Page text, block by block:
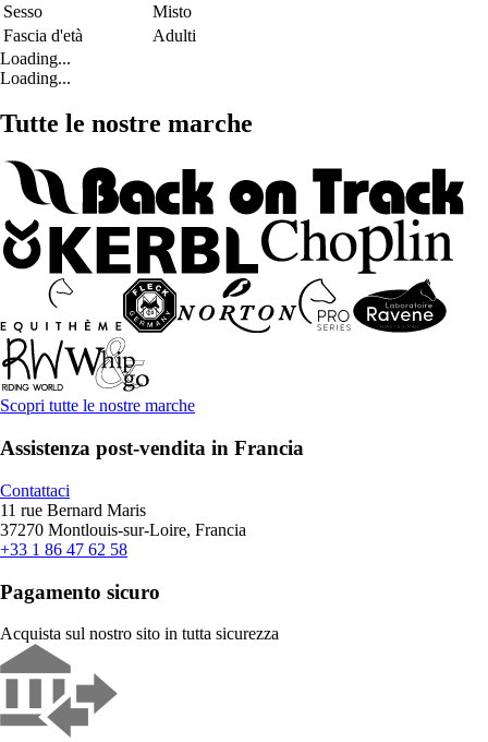
Sesso
Misto
Fascia d'età
Adulti
Loading...
Loading...
Tutte le nostre marche
Scopri tutte le nostre marche
Assistenza post-vendita in Francia
Contattaci
11 rue Bernard Maris
37270 Montlouis-sur-Loire, Francia
+33 1 86 47 62 58
Pagamento sicuro
Acquista sul nostro sito in tutta sicurezza